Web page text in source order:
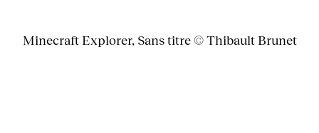
Minecraft Explorer, Sans titre © Thibault Brunet